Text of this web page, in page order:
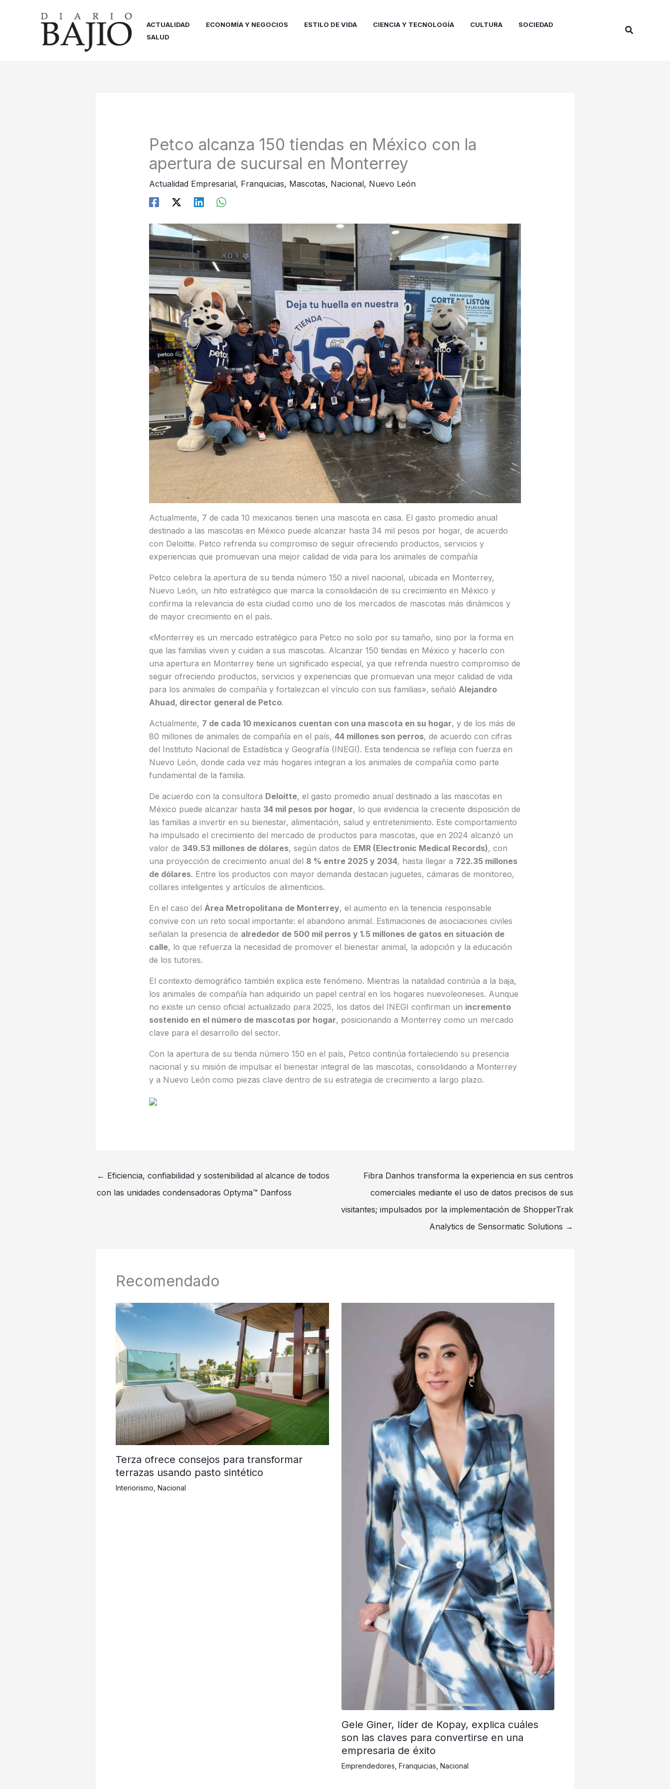
ACTUALIDAD ECONOMÍA Y NEGOCIOS ESTILO DE VIDA CIENCIA Y TECNOLOGÍA CULTURA
SOCIEDAD
SALUD
Buscar
Petco alcanza 150 tiendas en México con la
apertura de sucursal en Monterrey
Actualidad Empresarial, Franquicias, Mascotas, Nacional, Nuevo León
Actualmente, 7 de cada 10 mexicanos tienen una mascota en casa. El gasto promedio anual
destinado a las mascotas en México puede alcanzar hasta 34 mil pesos por hogar, de acuerdo
con Deloitte. Petco refrenda su compromiso de seguir ofreciendo productos, servicios y
experiencias que promuevan una mejor calidad de vida para los animales de compañía
Petco celebra la apertura de su tienda número 150 a nivel nacional, ubicada en Monterrey,
Nuevo León, un hito estratégico que marca la consolidación de su crecimiento en México y
confirma la relevancia de esta ciudad como uno de los mercados de mascotas más dinámicos y
de mayor crecimiento en el país.
«Monterrey es un mercado estratégico para Petco no solo por su tamaño, sino por la forma en
que las familias viven y cuidan a sus mascotas. Alcanzar 150 tiendas en México y hacerlo con
una apertura en Monterrey tiene un significado especial, ya que refrenda nuestro compromiso de
seguir ofreciendo productos, servicios y experiencias que promuevan una mejor calidad de vida
para los animales de compañía y fortalezcan el vínculo con sus familias», señaló Alejandro
Ahuad, director general de Petco.
Actualmente, 7 de cada 10 mexicanos cuentan con una mascota en su hogar, y de los más de
80 millones de animales de compañía en el país, 44 millones son perros, de acuerdo con cifras
del Instituto Nacional de Estadística y Geografía (INEGI). Esta tendencia se refleja con fuerza en
Nuevo León, donde cada vez más hogares integran a los animales de compañía como parte
fundamental de la familia.
De acuerdo con la consultora Deloitte, el gasto promedio anual destinado a las mascotas en
México puede alcanzar hasta 34 mil pesos por hogar, lo que evidencia la creciente disposición de
las familias a invertir en su bienestar, alimentación, salud y entretenimiento. Este comportamiento
ha impulsado el crecimiento del mercado de productos para mascotas, que en 2024 alcanzó un
valor de 349.53 millones de dólares, según datos de EMR (Electronic Medical Records), con
una proyección de crecimiento anual del 8 % entre 2025 y 2034, hasta llegar a 722.35 millones
de dólares. Entre los productos con mayor demanda destacan juguetes, cámaras de monitoreo,
collares inteligentes y artículos de alimenticios.
En el caso del Área Metropolitana de Monterrey, el aumento en la tenencia responsable
convive con un reto social importante: el abandono animal. Estimaciones de asociaciones civiles
señalan la presencia de alrededor de 500 mil perros y 1.5 millones de gatos en situación de
calle, lo que refuerza la necesidad de promover el bienestar animal, la adopción y la educación
de los tutores.
El contexto demográfico también explica este fenómeno. Mientras la natalidad continúa a la baja,
los animales de compañía han adquirido un papel central en los hogares nuevoleoneses. Aunque
no existe un censo oficial actualizado para 2025, los datos del INEGI confirman un incremento
sostenido en el número de mascotas por hogar, posicionando a Monterrey como un mercado
clave para el desarrollo del sector.
Con la apertura de su tienda número 150 en el país, Petco continúa fortaleciendo su presencia
nacional y su misión de impulsar el bienestar integral de las mascotas, consolidando a Monterrey
y a Nuevo León como piezas clave dentro de su estrategia de crecimiento a largo plazo.
← Eficiencia, confiabilidad y sostenibilidad al alcance de todos
con las unidades condensadoras Optyma™ Danfoss
Fibra Danhos transforma la experiencia en sus centros
comerciales mediante el uso de datos precisos de sus
visitantes; impulsados por la implementación de ShopperTrak
Analytics de Sensormatic Solutions →
Recomendado
Terza ofrece consejos para transformar
terrazas usando pasto sintético
Interiorismo Nacional
Gele Giner, líder de Kopay, explica cuáles
son las claves para convertirse en una
empresaria de éxito
Emprendedores Franquicias Nacional